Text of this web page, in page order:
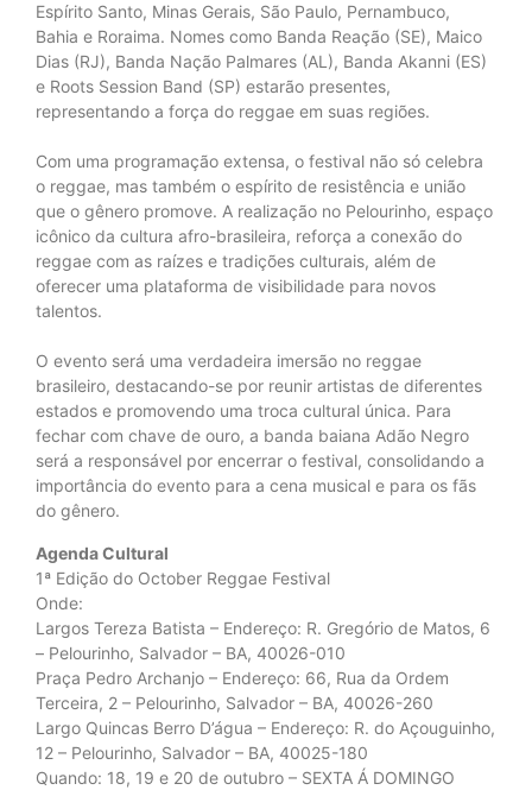
Espírito Santo, Minas Gerais, São Paulo, Pernambuco,
Bahia e Roraima. Nomes como Banda Reação (SE), Maico
Dias (RJ), Banda Nação Palmares (AL), Banda Akanni (ES)
e Roots Session Band (SP) estarão presentes,
representando a força do reggae em suas regiões.
Com uma programação extensa, o festival não só celebra
o reggae, mas também o espírito de resistência e união
que o gênero promove. A realização no Pelourinho, espaço
icônico da cultura afro-brasileira, reforça a conexão do
reggae com as raízes e tradições culturais, além de
oferecer uma plataforma de visibilidade para novos
talentos.
O evento será uma verdadeira imersão no reggae
brasileiro, destacando-se por reunir artistas de diferentes
estados e promovendo uma troca cultural única. Para
fechar com chave de ouro, a banda baiana Adão Negro
será a responsável por encerrar o festival, consolidando a
importância do evento para a cena musical e para os fãs
do gênero.
Agenda Cultural
1ª Edição do October Reggae Festival
Onde:
Largos Tereza Batista – Endereço: R. Gregório de Matos, 6
– Pelourinho, Salvador – BA, 40026-010
Praça Pedro Archanjo – Endereço: 66, Rua da Ordem
Terceira, 2 – Pelourinho, Salvador – BA, 40026-260
Largo Quincas Berro D’água – Endereço: R. do Açouguinho,
12 – Pelourinho, Salvador – BA, 40025-180
Quando: 18, 19 e 20 de outubro – SEXTA Á DOMINGO